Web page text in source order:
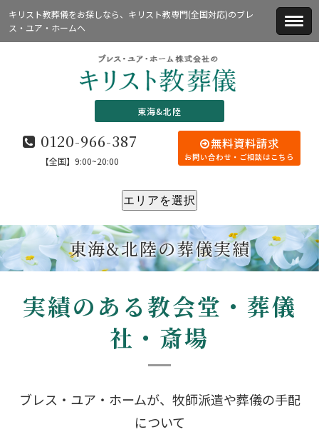
キリスト教葬儀をお探しなら、キリスト教専門(全国対応)のブレ
ス・ユア・ホームへ
東海&北陸
無料資料請求
お問い合わせ・ご相談はこちら
0120-966-387
【全国】9:00~20:00
エリアを選択
東海&北陸の葬儀実績
実績のある教会堂・葬儀
社・斎場
ブレス・ユア・ホームが、牧師派遣や葬儀の手配
について